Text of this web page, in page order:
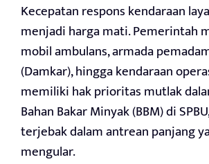
Kecepatan respons kendaraan
menjadi harga mati. Pemerintah
mobil ambulans, armada
(Damkar), hingga kendaraan
memiliki hak prioritas mutlak
Bahan Bakar Minyak (BBM) di
terjebak dalam antrean panjang
mengular.